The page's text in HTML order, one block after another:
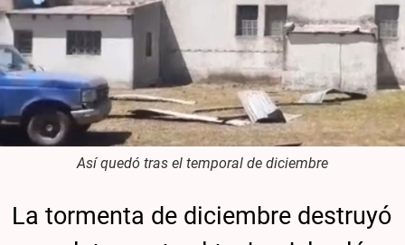
Así quedó tras el temporal de diciembre
La tormenta de diciembre destruyó